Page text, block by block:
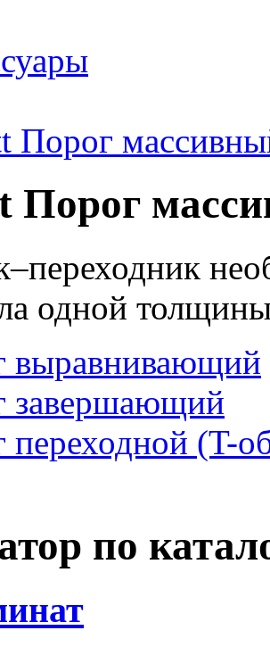
Порог
Порог
одной
выравнивающий
завершающий
переходной (T-
по